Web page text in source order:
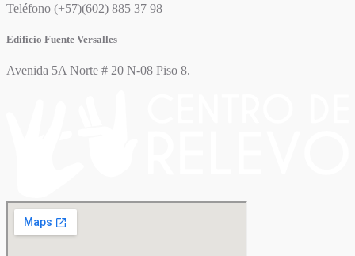
Teléfono (+57)(602) 885 37 98
Edificio Fuente Versalles
Avenida 5A Norte # 20 N-08 Piso 8.